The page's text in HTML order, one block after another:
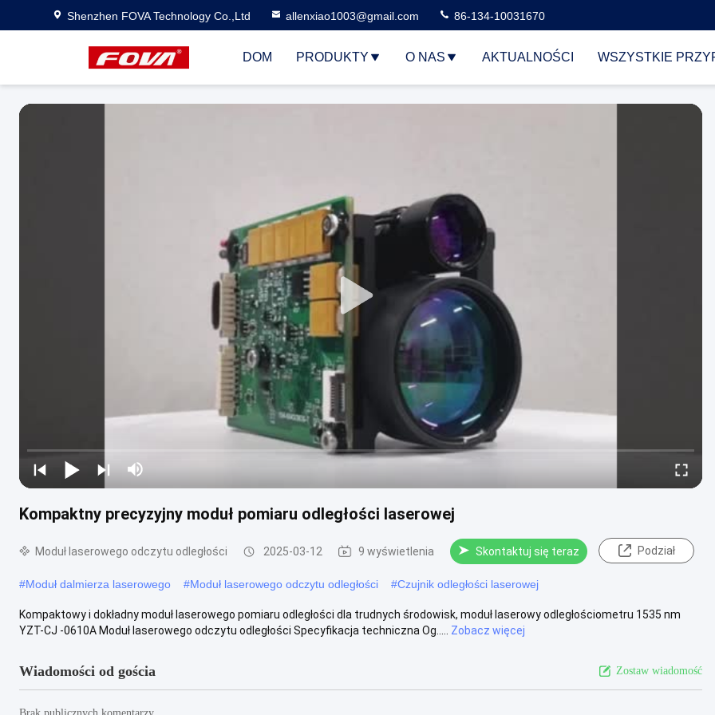
Shenzhen FOVA Technology Co.,Ltd allenxiao1003@gmail.com 86-134-10031670
DOM PRODUKTY O NAS AKTUALNOŚCI WSZYSTKIE
Kompaktny precyzyjny moduł pomiaru odległości laserowej
Moduł laserowego odczytu odległości 2025-03-12 9 wyświetlenia Skontaktuj się teraz Podział
#Moduł dalmierza laserowego #Moduł laserowego odczytu odległości #Czujnik odległości laserowej
Kompaktowy i dokładny moduł laserowego pomiaru odległości dla trudnych środowisk, moduł laserowy odległościometru 1535 nm
YZT-CJ -0610A Moduł laserowego odczytu odległości Specyfikacja techniczna Og.....
Zobacz więcej
Wiadomości od gościa Zostaw wiadomość
Brak publicznych komentarzy